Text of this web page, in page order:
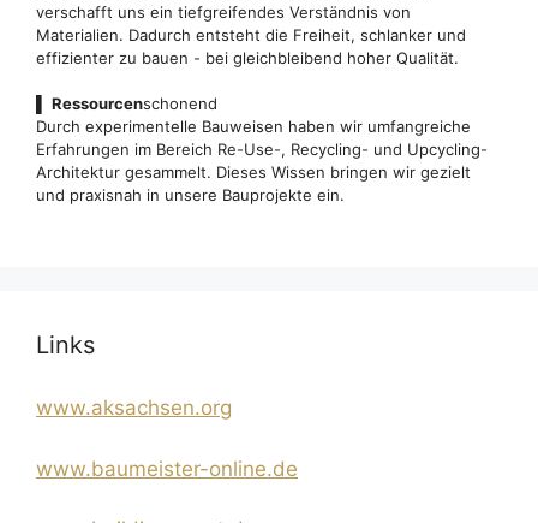
verschafft uns ein tiefgreifendes Verständnis von
Materialien. Dadurch entsteht die Freiheit, schlanker und
effizienter zu bauen - bei gleichbleibend hoher Qualität.
Ressourcenschonend
Durch experimentelle Bauweisen haben wir umfangreiche
Erfahrungen im Bereich Re-Use-, Recycling- und Upcycling-
Architektur gesammelt. Dieses Wissen bringen wir gezielt
und praxisnah in unsere Bauprojekte ein.
Links
www.aksachsen.org
www.baumeister-online.de